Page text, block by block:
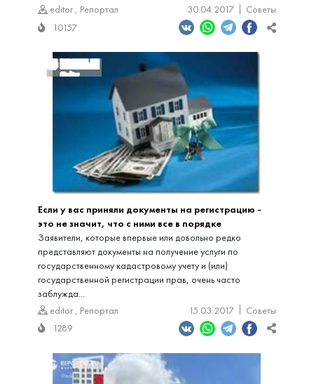
editor , Репортал 30.04.2017
Советы
10157
Если у вас приняли документы на регистрацию -
это не значит, что с ними все в порядке
Заявители, которые впервые или довольно редко
представляют документы на получение услуги по
государственному кадастровому учету и (или)
государственной регистрации прав, очень часто
заблужда...
editor , Репортал 15.03.2017
Советы
1289